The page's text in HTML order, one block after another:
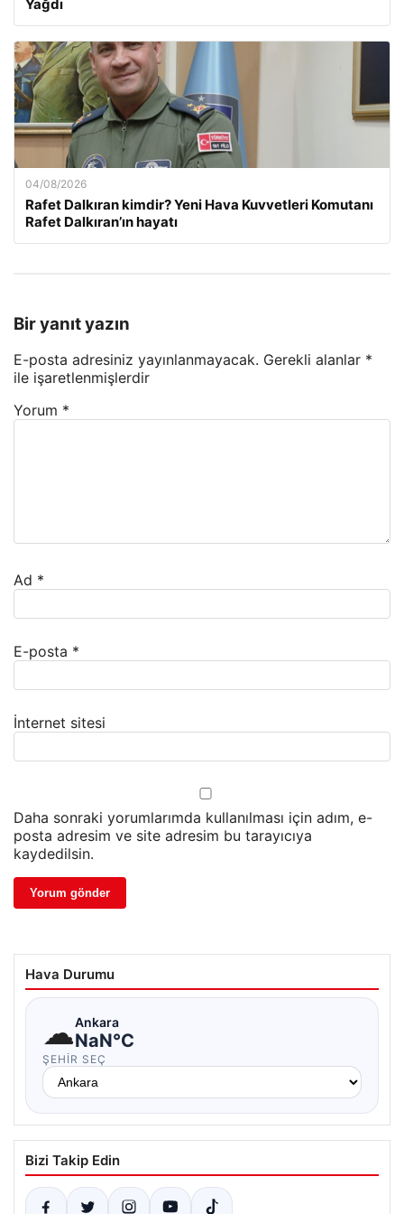
Yağdı
04/08/2026
Rafet Dalkıran kimdir? Yeni Hava Kuvvetleri Komutanı
Rafet Dalkıran’ın hayatı
Bir yanıt yazın
E-posta adresiniz yayınlanmayacak. Gerekli alanlar *
ile işaretlenmişlerdir
Yorum *
Ad *
E-posta *
İnternet sitesi
Daha sonraki yorumlarımda kullanılması için adım, e-
posta adresim ve site adresim bu tarayıcıya
kaydedilsin.
Hava Durumu
☁Ankara
NaN°C
ŞEHIR SEÇ
Bizi Takip Edin